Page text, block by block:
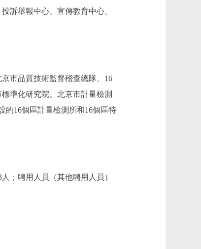
訴舉報中心、宣傳教育中心、
市品質技術監督稽查總隊、16
準化研究院、北京市計量檢測
的16個區計量檢測所和16個區特
；聘用人員（其他聘用人員）